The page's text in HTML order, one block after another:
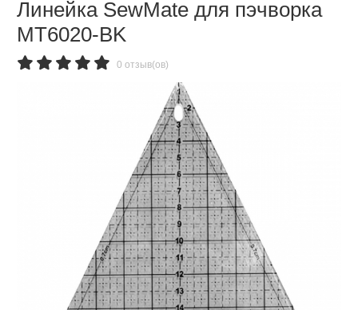
Линейка SewMate для пэчворка
MT6020-BK
0 отзыв(ов)